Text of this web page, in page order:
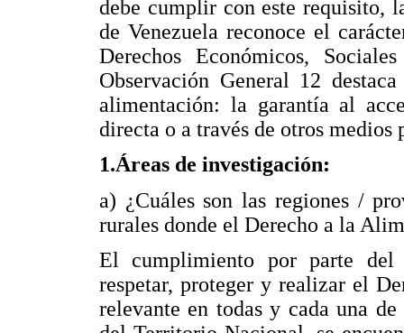
debe cumplir con este requisito,
de Venezuela reconoce el
Derechos Económicos,
Observación General 12
alimentación: la garantía al
directa o a través de otros medios
1.Áreas de investigación:
a) ¿Cuáles son las regiones /
rurales donde el Derecho a la
El cumplimiento por parte del
respetar, proteger y realizar el
relevante en todas y cada una